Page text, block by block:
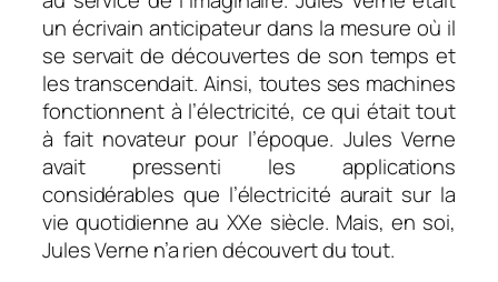
un écrivain anticipateur dans la mesure où il
se servait de découvertes de son temps et
les transcendait. Ainsi, toutes ses machines
fonctionnent à l’électricité, ce qui était tout
à fait novateur pour l’époque. Jules Verne
avait pressenti les applications
considérables que l’électricité aurait sur la
vie quotidienne au XXe siècle. Mais, en soi,
Jules Verne n’a rien découvert du tout.